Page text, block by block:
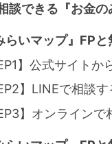
談できる『お金
らいマップ』FP
】公式サイト
】LINEで相談
】オンラインで